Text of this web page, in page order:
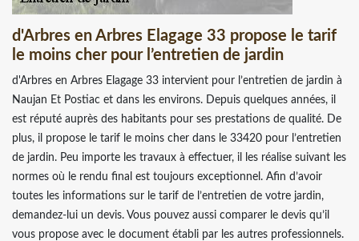
d'Arbres en Arbres Elagage 33 propose le tarif
le moins cher pour l’entretien de jardin
d'Arbres en Arbres Elagage 33 intervient pour l’entretien de jardin à
Naujan Et Postiac et dans les environs. Depuis quelques années, il
est réputé auprès des habitants pour ses prestations de qualité. De
plus, il propose le tarif le moins cher dans le 33420 pour l’entretien
de jardin. Peu importe les travaux à effectuer, il les réalise suivant les
normes où le rendu final est toujours exceptionnel. Afin d’avoir
toutes les informations sur le tarif de l’entretien de votre jardin,
demandez-lui un devis. Vous pouvez aussi comparer le devis qu’il
vous propose avec le document établi par les autres professionnels.